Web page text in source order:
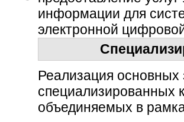
информации для
электронной
Реализация
специализированных
объединяемых в